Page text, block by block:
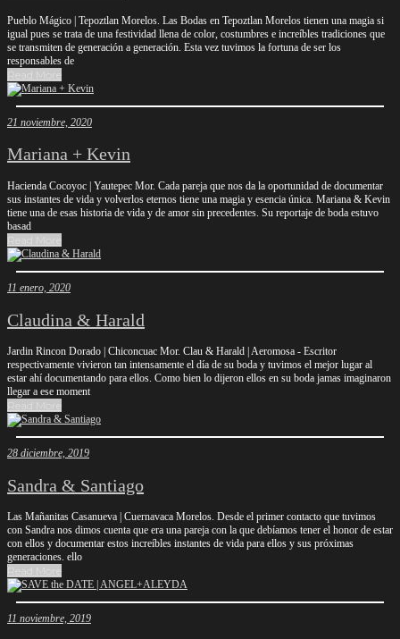
Pueblo Mágico | Tepoztlan Morelos. Las Bodas en Tepoztlan Morelos tienen una magia si
igual pues se trata de una festividad llena de color, costumbres e increíbles tradiciones que
se transmiten de generación a generación. Esta vez tuvimos la fortuna de ser los
responsables de
21 noviembre, 2020
Mariana + Kevin
Hacienda Cocoyoc | Yautepec Mor. Cada pareja que nos da la oportunidad de documentar
sus instantes de vida y volverlos eternos tiene una magia y esencia única. Mariana & Kevin
tiene una de esas historia de vida y de amor sin precedentes. Su reportaje de boda estuvo
basad
11 enero, 2020
Claudina & Harald
Jardin Rincon Dorado | Chiconcuac Mor. Clau & Harald | Aeromosa - Escritor
respectivamente vivieron tan intensamente el día de su boda y tuvimos el mejor lugar al
estar ahí documentando para ellos. Como bien lo dijeron ellos en su boda jamas imaginaron
llegar a ese moment
28 diciembre, 2019
Sandra & Santiago
Las Mañanitas Casanueva | Cuernavaca Morelos. Desde el primer contacto que tuvimos
con Sandra nos dimos cuenta que era una pareja con la que debíamos tener el honor de estar
con ellos y documentar estos increíbles instantes de vida para ellos y sus próximas
generaciones. ello
11 noviembre, 2019